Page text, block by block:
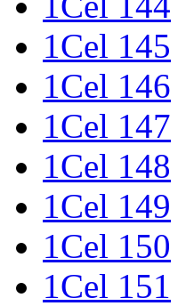
1Cel 145
1Cel 146
1Cel 147
1Cel 148
1Cel 149
1Cel 150
1Cel 151